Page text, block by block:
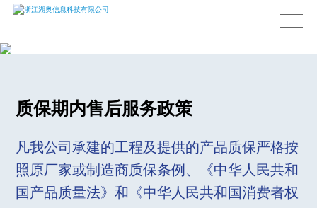
质保期内售后服务政策
凡我公司承建的工程及提供的产品质保严格按
照原厂家或制造商质保条例、《中华人民共和
国产品质量法》和《中华人民共和国消费者权